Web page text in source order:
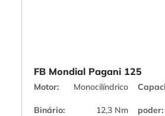
FB Mondial Pagani 125
Motor: Monocilíndrico
Binário:
12,3 Nm poder: